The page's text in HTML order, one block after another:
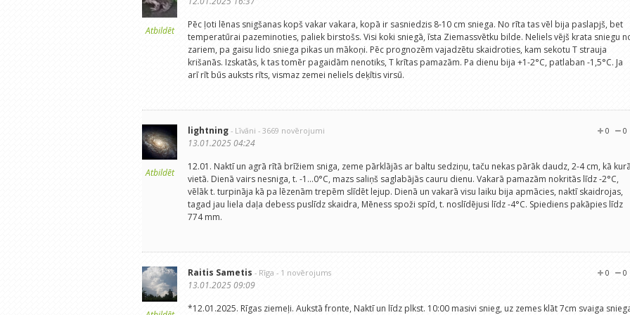
Atbildēt
Pēc ļoti lēnas snigšanas kopš vakar vakara, kopā ir sasniedzis 8-10 cm sniega. No rīta tas vēl bija paslapjš, bet
temperatūrai pazeminoties, paliek birstošs. Visi koki sniegā, īsta Ziemassvētku bilde. Neliels vējš krata sniegu
zariem, pa gaisu lido sniega pikas un mākoņi. Pēc prognozēm vajadzētu skaidroties, kam sekotu T strauja
krišanās. Izskatās, k tas tomēr pagaidām nenotiks, T krītas pamazām. Pa dienu bija +1-2°C, patlaban -1,5°C. Ja
arī rīt būs auksts rīts, vismaz zemei neliels deķītis virsū.
Atbildēt
lightning - Līvāni - 3669 novērojumi 0
0
13.01.2025 04:24
12.01. Naktī un agrā rītā brīžiem sniga, zeme pārklājās ar baltu sedziņu, taču nekas pārāk daudz, 2-4 cm, kā
vietā. Dienā vairs nesniga, t. -1...0°C, mazs saliņš saglabājās cauru dienu. Vakarā pamazām nokritās līdz -2°C,
vēlāk t. turpināja kā pa lēzenām trepēm slīdēt lejup. Dienā un vakarā visu laiku bija apmācies, naktī skaidrojas,
tagad jau liela daļa debess puslīdz skaidra, Mēness spoži spīd, t. noslīdējusi līdz -4°C. Spiediens pakāpies līdz
774 mm.
Raitis Sametis - Rīga - 1 novērojums 0
0
13.01.2025 09:09
*12.01.2025. Rīgas ziemeļi. Aukstā fronte, Naktī un līdz plkst. 10:00 masivi snieg, uz zemes klāt 7cm svaiga